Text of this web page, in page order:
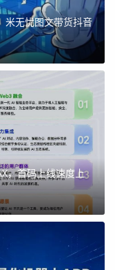
米无忧图文带货抖音
，首码上线速度上